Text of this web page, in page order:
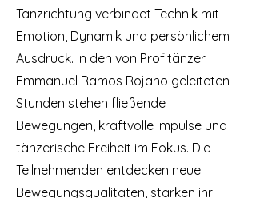
Tanzrichtung verbindet Technik mit
Emotion, Dynamik und persönlichem
Ausdruck. In den von Profitänzer
Emmanuel Ramos Rojano geleiteten
Stunden stehen fließende
Bewegungen, kraftvolle Impulse und
tänzerische Freiheit im Fokus. Die
Teilnehmenden entdecken neue
Bewegungsqualitäten, stärken ihr